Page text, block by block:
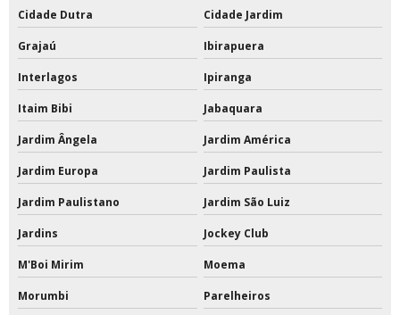
Tampa para poste de vôlei
Tinta a base de pu
Tinta acrílica a base de água
Tinta acrílica a base de água 18 litros
Tinta acrílica para quadra
Tinta acrílica para quadra poliesportiva
Cidade Dutra Cidade Jardim
Grajaú Ibirapuera
Interlagos Ipiranga
Itaim Bibi Jabaquara
Jardim Ângela Jardim América
Jardim Europa Jardim Paulista
Jardim Paulistano Jardim São Luiz
Jardins Jockey Club
M'Boi Mirim Moema
Morumbi Parelheiros